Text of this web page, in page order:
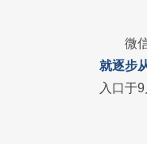
微
就逐步
入口于9